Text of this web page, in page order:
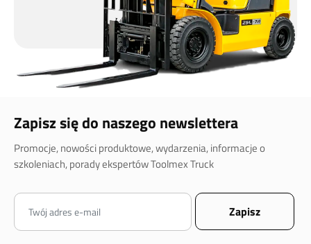
Zapisz się do naszego newslettera
Promocje, nowości produktowe, wydarzenia, informacje o
szkoleniach, porady ekspertów Toolmex Truck